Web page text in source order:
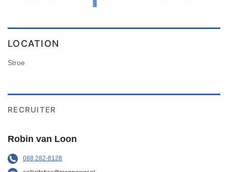
LOCATION
Stroe
RECRUITER
Robin van Loon
088 282-8128